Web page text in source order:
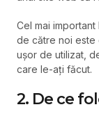
Cel mai
de către noi este
ușor de utilizat,
care le-ați făcut.
2. De ce